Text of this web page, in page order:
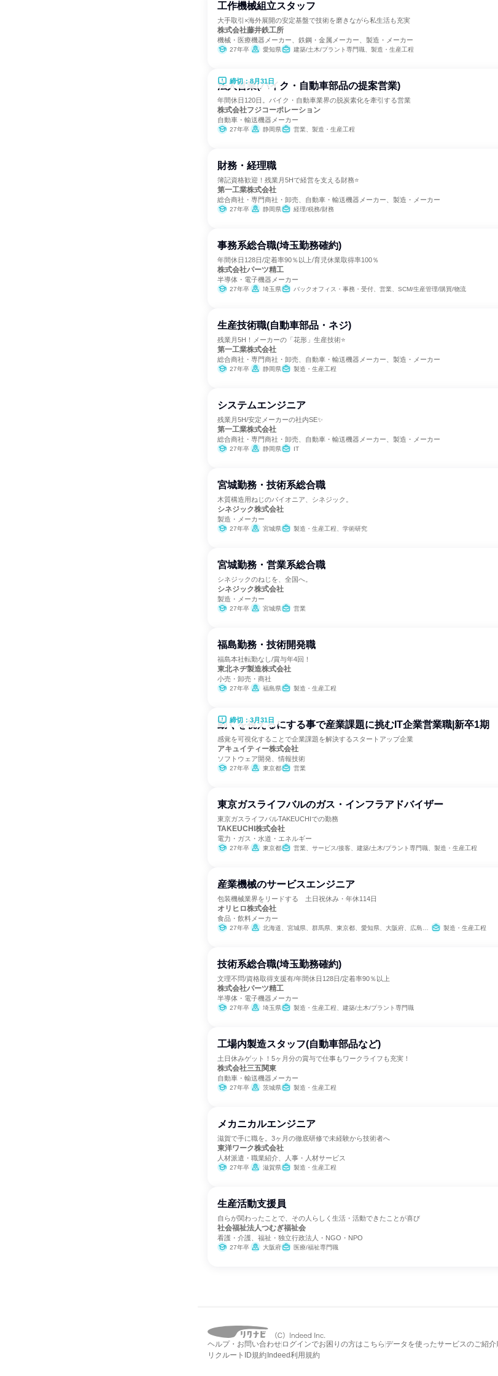
工作機械組立スタッフ
大手取引×海外展開の安定基盤で技術を磨きながら私生活も充実
株式会社藤井鉄工所
機械・医療機器メーカー、鉄鋼・金属メーカー、製造・メーカー
27年卒 愛知県 建築/土木/プラント専門職、製造・生産工程
締切：8月31日
法人営業(バイク・自動車部品の提案営業)
年間休日120日。バイク・自動車業界の脱炭素化を牽引する営業
株式会社フジコーポレーション
自動車・輸送機器メーカー
27年卒 静岡県 営業、製造・生産工程
財務・経理職
簿記資格歓迎！残業月5Hで経営を支える財務⭐
第一工業株式会社
総合商社・専門商社・卸売、自動車・輸送機器メーカー、製造・メーカー
27年卒 静岡県 経理/税務/財務
事務系総合職(埼玉勤務確約)
年間休日128日/定着率90％以上/育児休業取得率100％
株式会社パーツ精工
半導体・電子機器メーカー
27年卒 埼玉県 バックオフィス・事務・受付、営業、SCM/生産管理/購買/物流
生産技術職(自動車部品・ネジ)
残業月5H！メーカーの「花形」生産技術⭐
第一工業株式会社
総合商社・専門商社・卸売、自動車・輸送機器メーカー、製造・メーカー
27年卒 静岡県 製造・生産工程
システムエンジニア
残業月5H/安定メーカーの社内SE✨
第一工業株式会社
総合商社・専門商社・卸売、自動車・輸送機器メーカー、製造・メーカー
27年卒 静岡県 IT
宮城勤務・技術系総合職
木質構造用ねじのパイオニア、シネジック。
シネジック株式会社
製造・メーカー
27年卒 宮城県 製造・生産工程、学術研究
宮城勤務・営業系総合職
シネジックのねじを、全国へ。
シネジック株式会社
製造・メーカー
27年卒 宮城県 営業
福島勤務・技術開発職
福島本社転勤なし/賞与年4回！
東北ネヂ製造株式会社
小売・卸売・商社
27年卒 福島県 製造・生産工程
締切：3月31日
動くを視えるにする事で産業課題に挑むIT企業営業職|新卒1期
感覚を可視化することで企業課題を解決するスタートアップ企業
アキュイティー株式会社
ソフトウェア開発、情報技術
27年卒 東京都 営業
東京ガスライフバルのガス・インフラアドバイザー
東京ガスライフバルTAKEUCHIでの勤務
TAKEUCHI株式会社
電力・ガス・水道・エネルギー
27年卒 東京都 営業、サービス/接客、建築/土木/プラント専門職、製造・生産工程
産業機械のサービスエンジニア
包装機械業界をリードする 土日祝休み・年休114日
オリヒロ株式会社
食品・飲料メーカー
27年卒 北海道、宮城県、群馬県、東京都、愛知県、大阪府、広島県、福岡県 製造・生産工程
技術系総合職(埼玉勤務確約)
文理不問/資格取得支援有/年間休日128日/定着率90％以上
株式会社パーツ精工
半導体・電子機器メーカー
27年卒 埼玉県 製造・生産工程、建築/土木/プラント専門職
工場内製造スタッフ(自動車部品など)
土日休みゲット！5ヶ月分の賞与で仕事もワークライフも充実！
株式会社三五関東
自動車・輸送機器メーカー
27年卒 茨城県 製造・生産工程
メカニカルエンジニア
滋賀で手に職を。3ヶ月の徹底研修で未経験から技術者へ
東洋ワーク株式会社
人材派遣・職業紹介、人事・人材サービス
27年卒 滋賀県 製造・生産工程
生産活動支援員
自らが関わったことで、その人らしく生活・活動できたことが喜び
社会福祉法人つむぎ福祉会
看護・介護、福祉・独立行政法人・NGO・NPO
27年卒 大阪府 医療/福祉専門職
ヘルプ・お問い合わせ ログインでお困りの方はこちら データを使ったサービスのご紹介
リクルートID規約 Indeed利用規約